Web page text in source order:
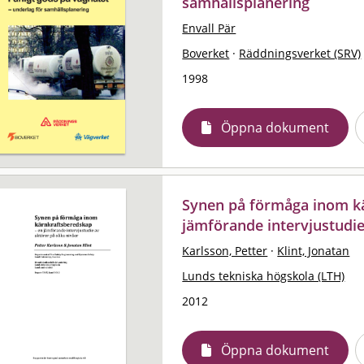
Envall Pär
Boverket · Räddningsverket (SRV)
1998
Öppna dokument
Synen på förmåga inom
jämförande
Karlsson, Petter · Klint, Jonatan
Lunds tekniska högskola (LTH)
2012
Öppna dokument